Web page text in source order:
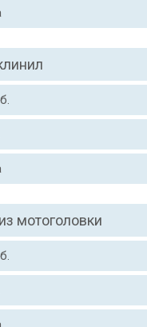
мотоголовки